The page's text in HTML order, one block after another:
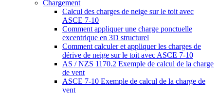
Chargement
Calcul des charges de neige sur le toit avec
ASCE 7-10
Comment appliquer une charge ponctuelle
excentrique en 3D structurel
Comment calculer et appliquer les charges de
dérive de neige sur le toit avec ASCE 7-10
AS / NZS 1170.2 Exemple de calcul de la charge
de vent
ASCE 7-10 Exemple de calcul de la charge de
vent